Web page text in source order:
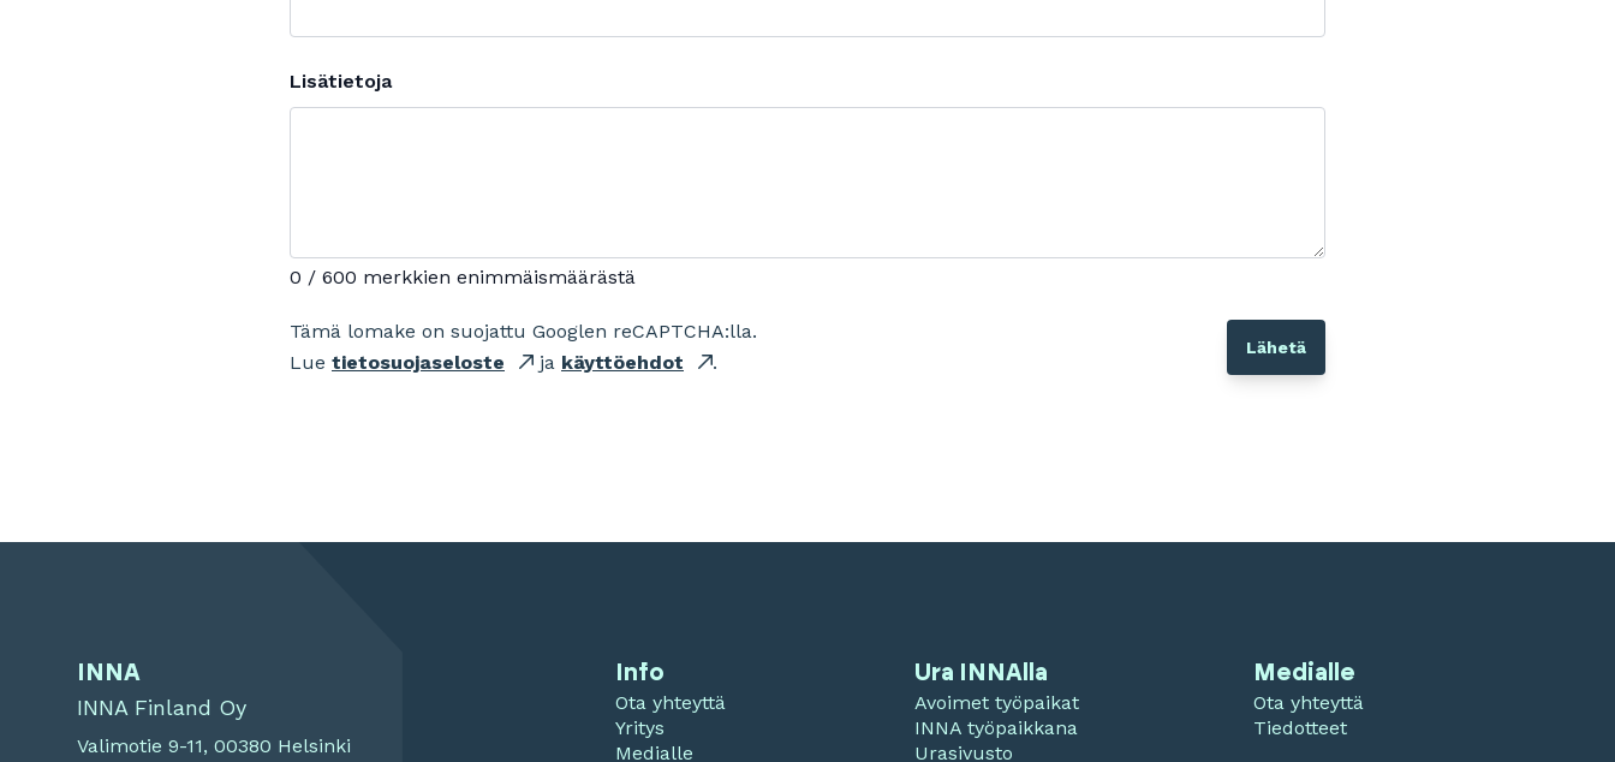
Lisätietoja
0 / 600 merkkien enimmäismäärästä
Tämä lomake on suojattu Googlen reCAPTCHA:lla.
Lue tietosuojaseloste ja käyttöehdot .
INNA
INNA Finland Oy
Valimotie 9-11, 00380 Helsinki
Info
Ota yhteyttä
Yritys
Medialle
Ura INNAlla
Avoimet työpaikat
INNA työpaikkana
Urasivusto
Medialle
Ota yhteyttä
Tiedotteet